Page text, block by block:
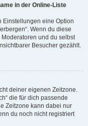
in der Online-Liste
Einstellungen eine Option
Wenn du diese
und du selbst
Besucher gezählt.
deiner eigenen Zeitzone.
die für dich passende
Zeitzone kann dabei nur
du noch nicht registriert